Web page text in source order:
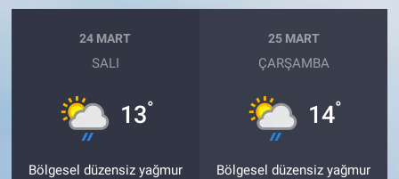
24 MART
SALI
13°
Bölgesel düzensiz yağmur
25 MART
ÇARŞAMBA
14°
Bölgesel düzensiz yağmur